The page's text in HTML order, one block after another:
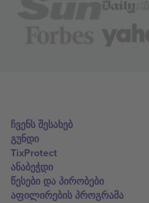
ჩვენს შესახებ
გუნდი
TixProtect
ანაბეჭდი
წესები და პირობები
აფილირების პროგრამა